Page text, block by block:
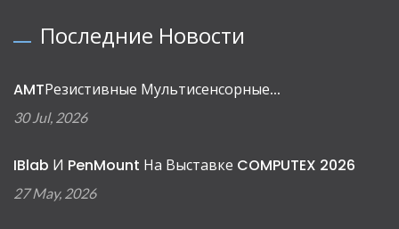
Последние Новости
AMTРезистивные Мультисенсорные...
30 Jul, 2026
IBlab И PenMount На Выставке COMPUTEX 2026
27 May, 2026